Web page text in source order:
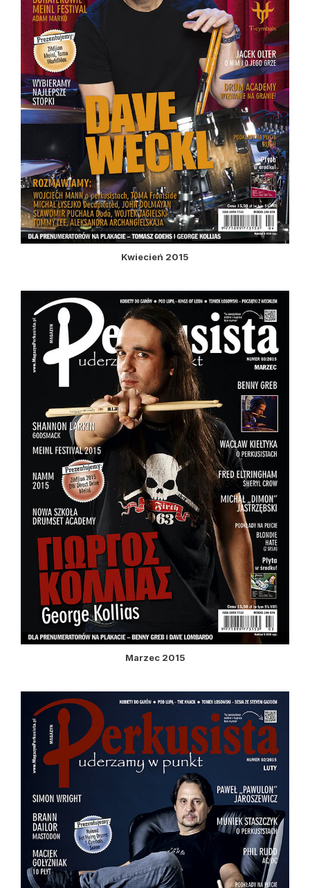
Kwiecień 2015
Marzec 2015